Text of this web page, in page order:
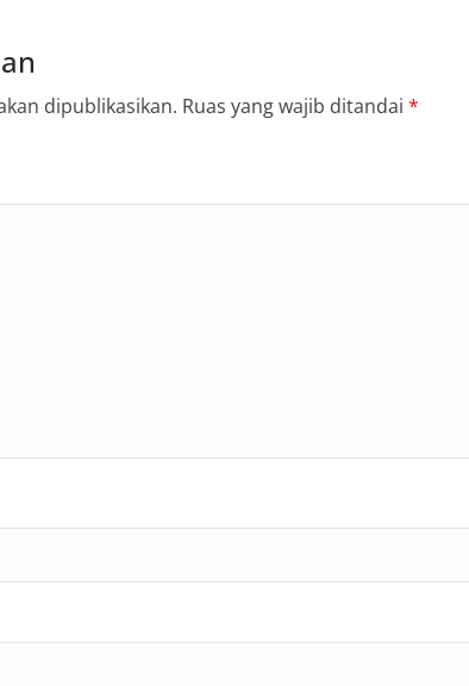
dipublikasikan. Ruas yang wajib ditandai *